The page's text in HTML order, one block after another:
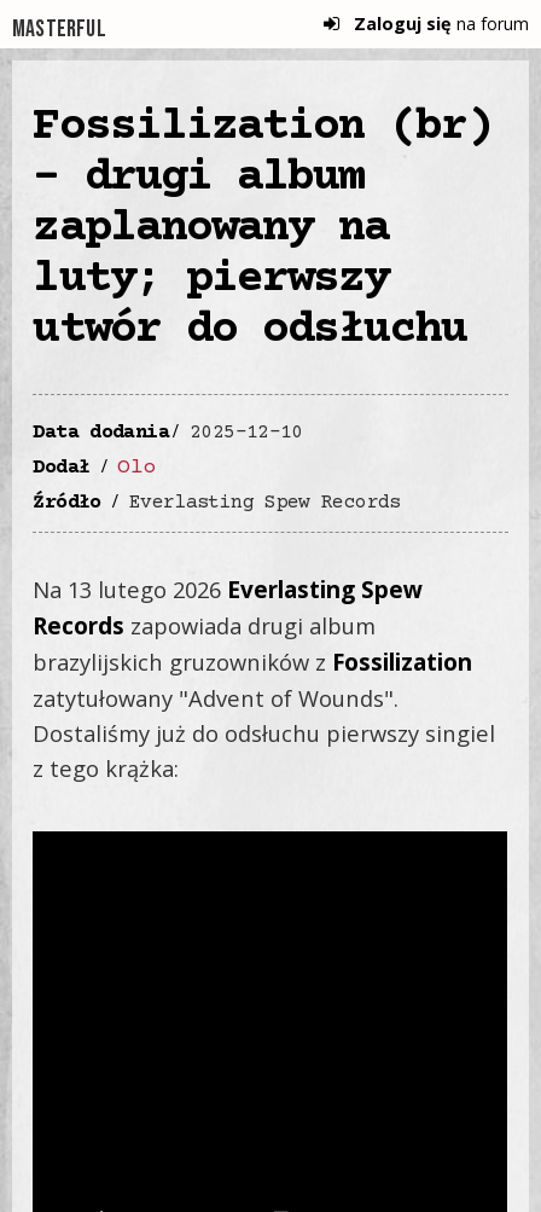
Masterful Zaloguj się na forum
Fossilization (br)
- drugi album
zaplanowany na
luty; pierwszy
utwór do odsłuchu
Data dodania 2025-12-10
Dodał
Olo
Źródło Everlasting Spew Records
Na 13 lutego 2026 Everlasting Spew
Records zapowiada drugi album
brazylijskich gruzowników z Fossilization
zatytułowany "Advent of Wounds".
Dostaliśmy już do odsłuchu pierwszy singiel
z tego krążka: